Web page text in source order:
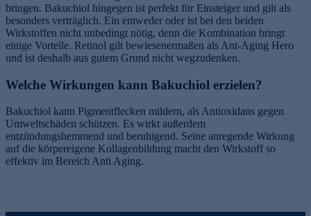
bringen. Bakuchiol hingegen ist perfekt für Einsteiger und gilt als
besonders verträglich. Ein entweder oder ist bei den beiden
Wirkstoffen nicht unbedingt nötig, denn die Kombination bringt
einige Vorteile. Retinol gilt bewiesenermaßen als Ant-Aging Hero
und ist deshalb aus gutem Grund nicht wegzudenken.
Welche Wirkungen kann Bakuchiol erzielen?
Bakuchiol kann Pigmentflecken mildern, als Antioxidans gegen
Umweltschäden schützen. Es wirkt außerdem
entzündungshemmend und beruhigend. Seine anregende Wirkung
auf die körpereigene Kollagenbildung macht den Wirkstoff so
effektiv im Bereich Anti Aging.